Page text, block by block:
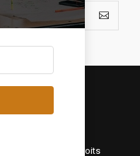
2016-2025. Tous droits